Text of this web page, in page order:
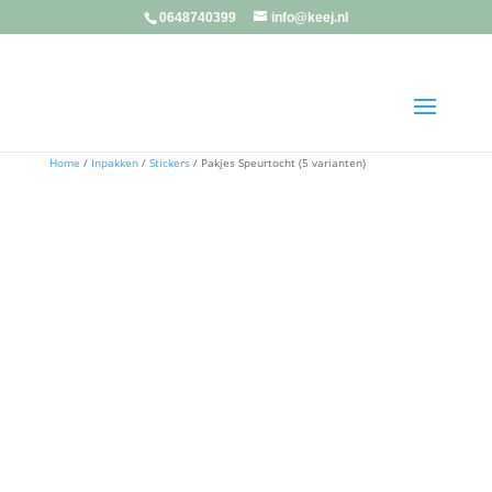
0648740399 info@keej.nl
Home / Inpakken/ Stickers/ Pakjes Speurtocht (5 varianten)